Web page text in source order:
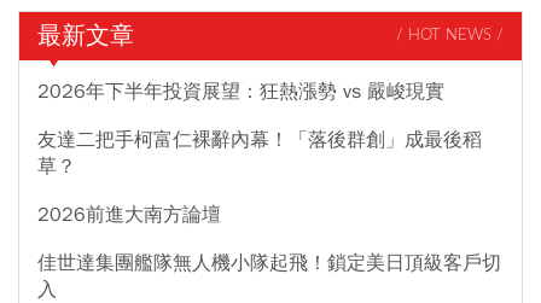
最新文章 / HOT NEWS /
2026年下半年投資展望：狂熱漲勢 vs 嚴峻現實
友達二把手柯富仁裸辭內幕！「落後群創」成最後稻
草？
2026前進大南方論壇
佳世達集團艦隊無人機小隊起飛！鎖定美日頂級客戶切
入